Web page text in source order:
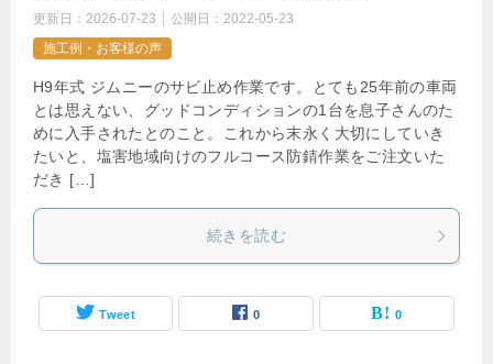
更新日： 2026-07-23 公開日： 2022-05-23
施工例・お客様の声
H9年式 ジムニーのサビ止め作業です。とても25年前の車両
とは思えない、グッドコンディションの1台を息子さんのた
めに入手されたとのこと。これから末永く大切にしていき
たいと、塩害地域向けのフルコース防錆作業をご注文いた
だき […]
続きを読む
Tweet 0 0